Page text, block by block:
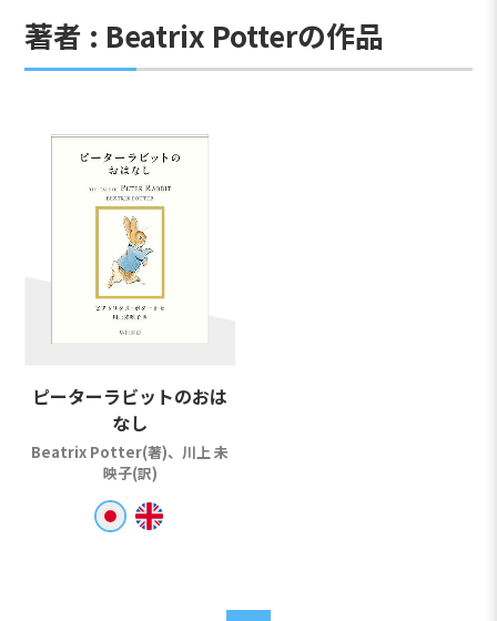
著者 : Beatrix Potterの作品
ピーターラビットのおは
なし
Beatrix Potter(著)、川上 未
映子(訳)